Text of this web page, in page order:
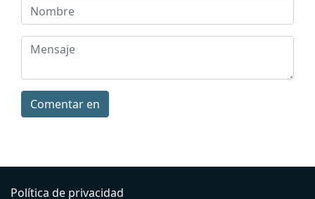
Comentar en
Política de privacidad